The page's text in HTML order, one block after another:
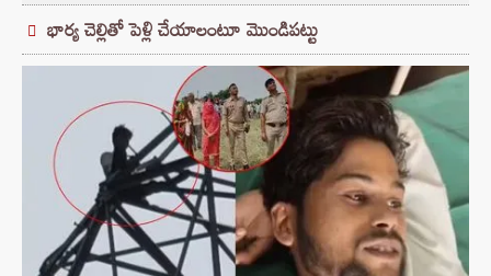
భార్య చెల్లితో పెళ్లి చేయాలంటూ మొండిపట్టు